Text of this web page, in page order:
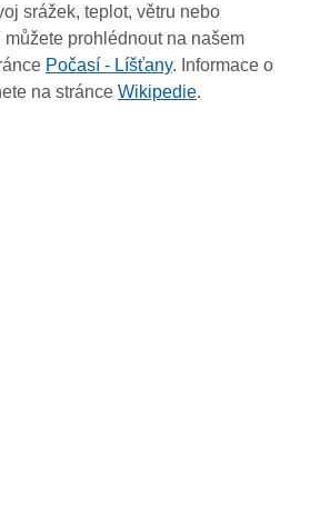
srážek, teplot, větru nebo
prohlédnout na našem
Počasí - Líšťany. Informace o
na stránce Wikipedie.